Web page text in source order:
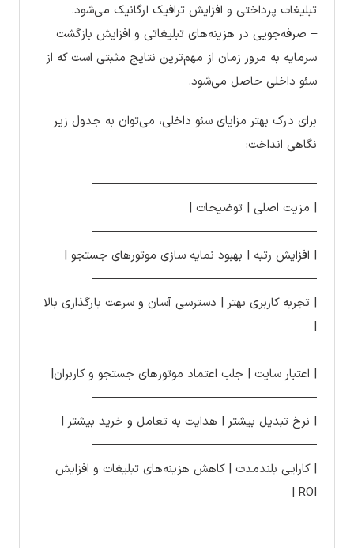
تبلیغات پرداختی و افزایش ترافیک ارگانیک می‌شود.
– صرفه‌جویی در هزینه‌های تبلیغاتی و افزایش بازگشت
سرمایه به مرور زمان از مهم‌ترین نتایج مثبتی است که از
سئو داخلی حاصل می‌شود.
برای درک بهتر مزایای سئو داخلی، می‌توان به جدول زیر
نگاهی انداخت:
———————————————————
| مزیت اصلی | توضیحات |
———————————————————
| افزایش رتبه | بهبود نمایه سازی موتورهای جستجو |
———————————————————
| تجربه کاربری بهتر | دسترسی آسان و سرعت بارگذاری بالا
|
———————————————————
| اعتبار سایت | جلب اعتماد موتورهای جستجو و کاربران|
———————————————————
| نرخ تبدیل بیشتر | هدایت به تعامل و خرید بیشتر |
———————————————————
| کارایی بلندمدت | کاهش هزینه‌های تبلیغات و افزایش
ROI |
———————————————————